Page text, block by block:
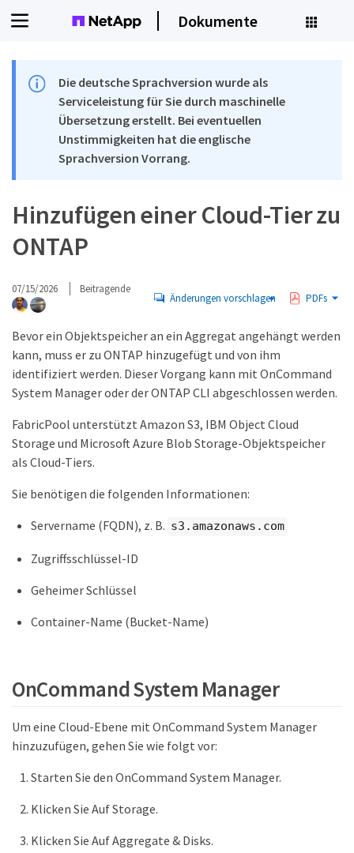
Dokumente
Die deutsche Sprachversion wurde als
Serviceleistung für Sie durch maschinelle
Übersetzung erstellt. Bei eventuellen
Unstimmigkeiten hat die englische
Sprachversion Vorrang.
Hinzufügen einer Cloud-Tier zu
ONTAP
07/15/2026 Beitragende
Änderungen vorschlagen PDFs
Bevor ein Objektspeicher an ein Aggregat angehängt werden
kann, muss er zu ONTAP hinzugefügt und von ihm
identifiziert werden. Dieser Vorgang kann mit OnCommand
System Manager oder der ONTAP CLI abgeschlossen werden.
FabricPool unterstützt Amazon S3, IBM Object Cloud
Storage und Microsoft Azure Blob Storage-Objektspeicher
als Cloud-Tiers.
Sie benötigen die folgenden Informationen:
Servername (FQDN), z. B. s3.amazonaws.com
Zugriffsschlüssel-ID
Geheimer Schlüssel
Container-Name (Bucket-Name)
OnCommand System Manager
Um eine Cloud-Ebene mit OnCommand System Manager
hinzuzufügen, gehen Sie wie folgt vor:
Starten Sie den OnCommand System Manager.
Klicken Sie Auf Storage.
Klicken Sie Auf Aggregate & Disks.